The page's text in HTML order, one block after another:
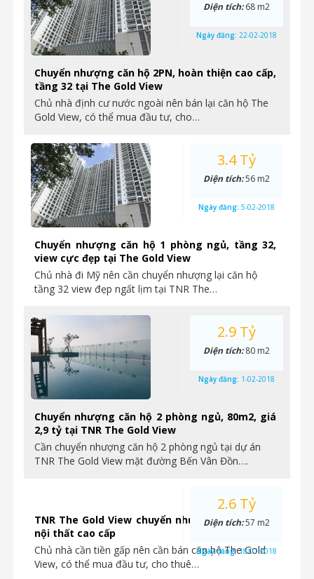
Chuyển nhượng căn hộ 2PN, hoàn thiện cao cấp,
tầng 32 tại The Gold View
Chủ nhà định cư nước ngoài nên bán lại căn hộ The
Gold View, có thể mua đầu tư, cho…
Diện tích:68 m2
Ngày đăng: 22-02-2018
Chuyển nhượng căn hộ 1 phòng ngủ, tầng 32,
view cực đẹp tại The Gold View
Chủ nhà đi Mỹ nên cần chuyển nhượng lại căn hộ
tầng 32 view đẹp ngất lịm tại TNR The…
3.4 Tỷ
Diện tích:56 m2
Ngày đăng: 5-02-2018
Chuyển nhượng căn hộ 2 phòng ngủ, 80m2, giá
2,9 tỷ tại TNR The Gold View
Cần chuyển nhượng căn hộ 2 phòng ngủ tại dự án
TNR The Gold View mặt đường Bến Vân Đồn….
2.9 Tỷ
Diện tích:80 m2
Ngày đăng: 1-02-2018
TNR The Gold View chuyển nhượng căn hộ 1PN
nội thất cao cấp
Chủ nhà cần tiền gấp nên cần bán căn hộ The Gold
View, có thể mua đầu tư, cho thuê…
2.6 Tỷ
Diện tích:57 m2
Ngày đăng:18-01-2018